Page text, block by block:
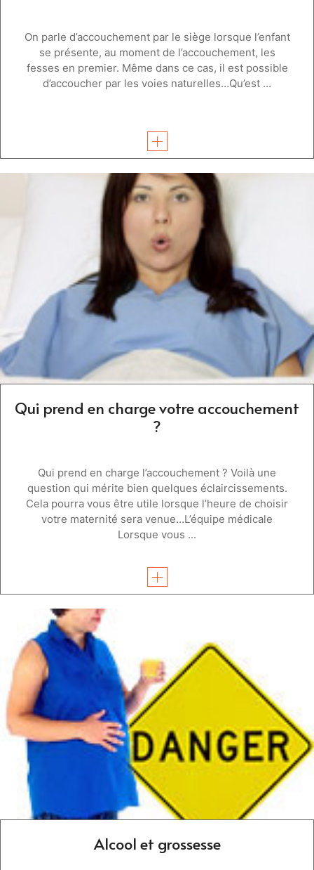
On parle d’accouchement par le siège lorsque l’enfant
se présente, au moment de l’accouchement, les
fesses en premier. Même dans ce cas, il est possible
d’accoucher par les voies naturelles…Qu’est ...
Qui prend en charge votre accouchement
?
Qui prend en charge l’accouchement ? Voilà une
question qui mérite bien quelques éclaircissements.
Cela pourra vous être utile lorsque l’heure de choisir
votre maternité sera venue…L’équipe médicale
Lorsque vous ...
Alcool et grossesse